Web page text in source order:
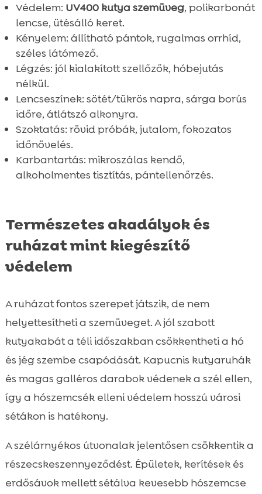
Védelem: UV400 kutya szemüveg, polikarbonát
lencse, ütésálló keret.
Kényelem: állítható pántok, rugalmas orrhíd,
széles látómező.
Légzés: jól kialakított szellőzők, hóbejutás
nélkül.
Lencseszínek: sötét/tükrös napra, sárga borús
időre, átlátszó alkonyra.
Szoktatás: rövid próbák, jutalom, fokozatos
időnövelés.
Karbantartás: mikroszálas kendő,
alkoholmentes tisztítás, pántellenőrzés.
Természetes akadályok és
ruházat mint kiegészítő
védelem
A ruházat fontos szerepet játszik, de nem
helyettesítheti a szemüveget. A jól szabott
kutyakabát a téli időszakban csökkentheti a hó
és jég szembe csapódását. Kapucnis kutyaruhák
és magas galléros darabok védenek a szél ellen,
így a hószemcsék elleni védelem hosszú városi
sétákon is hatékony.
A szélárnyékos útvonalak jelentősen csökkentik a
részecskeszennyeződést. Épületek, kerítések és
erdősávok mellett sétálva kevesebb hószemcse